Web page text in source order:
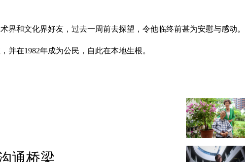
和文化界好友，过去一周前去探望，令他临终前甚为安慰与感动。
并在1982年成为公民，自此在本地生根。
通桥梁